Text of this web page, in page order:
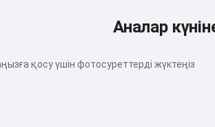
Аналар
қосу үшін фотосуреттерді жүктеңіз